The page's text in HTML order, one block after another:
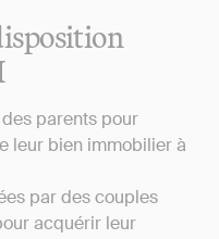
parents pour
leur bien immobilier à
par des couples
acquérir leur